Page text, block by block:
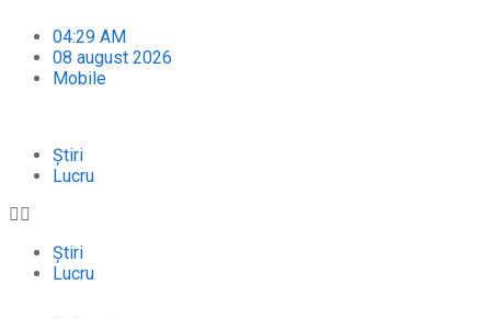
04:29 AM
08 august 2026
Mobile
Știri
Lucru
Știri
Lucru